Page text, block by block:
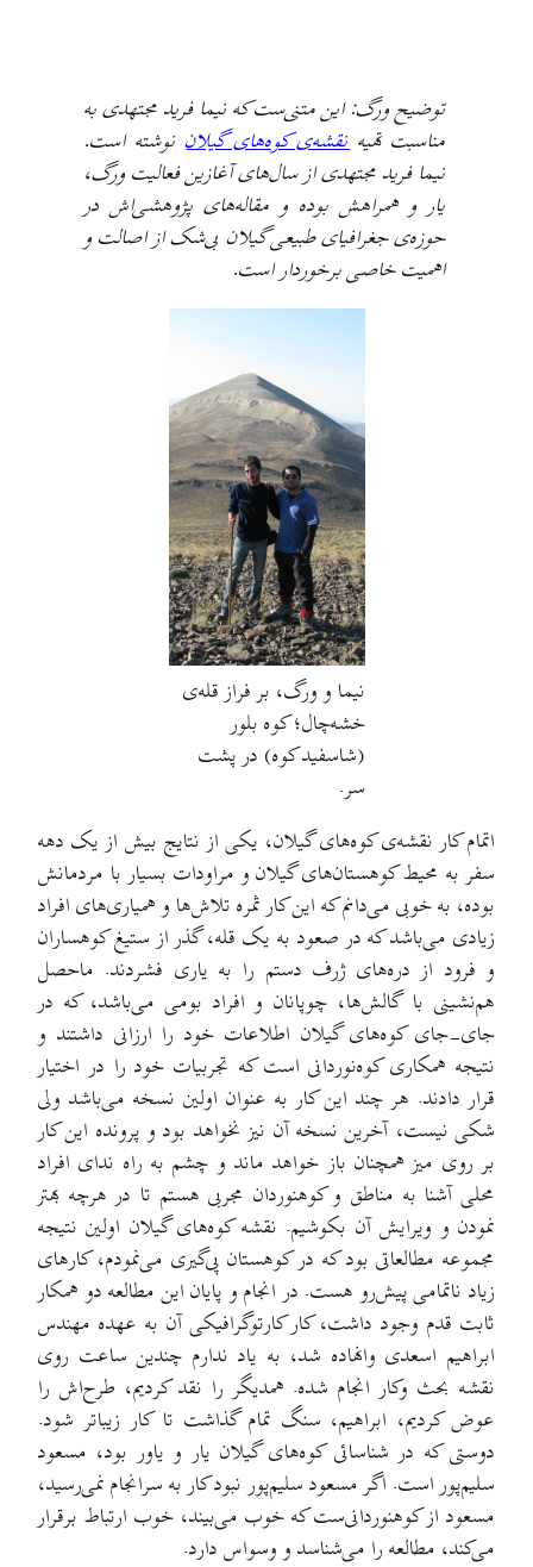
توضیح ورگ: این متنی‌ست که نیما فرید مجتهدی به
مناسبت تهیهنقشه‌ی کوه‌های گیلاننوشته است.
نیما فرید مجتهدی از سال‌های آغازین فعالیت ورگ،
یار و همراهش بوده و مقاله‌های پژوهشی‌اش در
حوزه‌ی جغرافیای طبیعی گیلان بی‌شک از اصالت و
اهمیت خاصی برخوردار است.
نیما و ورگ، بر فراز قله‌ی
خشه‌چال؛ کوه بلور
(شاسفید کوه) در پشت
سر.
اتمام کار نقشه‌ی کوه‌های گیلان، یکی از نتایج بیش از یک دهه
سفر به محیط کوهستان‌های گیلان و مراودات بسیار با مردمانش
بوده، به خوبی می‌دانم که این کار ثمره تلاش‌ها و همیاری‌های افراد
زیادی می‌باشد که در صعود به یک قله، گذر از ستیغ کوهساران
و فرود از دره‌های ژرف دستم را به یاری فشردند. ماحصل
هم‌نشینی با گالش‌ها، چوپانان و افراد بومی می‌باشد، که در
جای-جای کوه‌های گیلان اطلاعات خود را ارزانی داشتند و
نتیجه همکاری کوه‌نوردانی است که تجربیات خود را در اختیار
قرار دادند. هر چند این کار به عنوان اولین نسخه می‌باشد ولی
شکی نیست، آخرین نسخه آن نیز نخواهد بود و پرونده این کار
بر روی میز همچنان باز خواهد ماند و چشم به راه ندای افراد
محلی آشنا به مناطق و کوهنوردان مجربی هستم تا در هرچه بهتر
نمودن و ویرایش آن بکوشیم. نقشه کوه‌های گیلان اولین نتیجه
مجموعه مطالعاتی بود که در کوهستان پی‌گیری می‌نمودم، کارهای
زیاد ناتمامی پیش‌رو هست. در انجام و پایان این مطالعه دو همکار
ثابت قدم وجود داشت، کار کارتوگرافیکی آن به عهده مهندس
ابراهیم اسعدی وانهاده شد، به یاد ندارم چندین ساعت روی
نقشه بحث وکار انجام شده. همدیگر را نقد کردیم، طرح‌اش را
عوض کردیم، ابراهیم، سنگ تمام گذاشت تا کار زیباتر شود.
دوستی که در شناسائی کوه‌های گیلان یار و یاور بود، مسعود
سلیم‌پور است. اگر مسعود سلیم‌پور نبود کار به سرانجام نمی‌رسید،
مسعود از کوهنوردانی‌ست که خوب می‌بیند، خوب ارتباط برقرار
می‌کند، مطالعه را می‌شناسد و وسواس دارد.